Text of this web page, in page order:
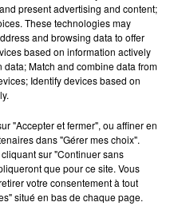
MOBILE
Voir toute l'équipe RCA
DIMITRI COUTAND
Journaliste
present advertising and content;
These technologies may
and browsing data to offer
based on information actively
Match and combine data from
Identify devices based on
"Accepter et fermer", ou affiner en
dans "Gérer mes choix".
sur "Continuer sans
que pour ce site. Vous
votre consentement à tout
situé en bas de chaque page.